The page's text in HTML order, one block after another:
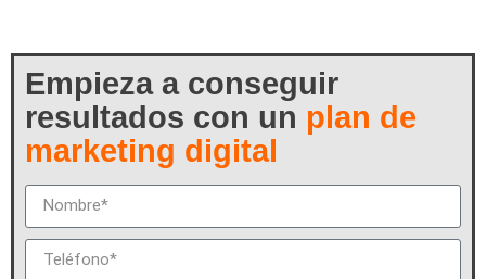
Empieza a conseguir
resultados con un plan de
marketing digital